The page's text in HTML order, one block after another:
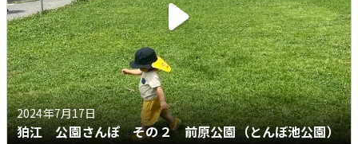
2024年7月17日
狛江 公園さんぽ その２ 前原公園（とんぼ池公園）